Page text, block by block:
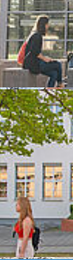
nutzt ihre
braucht Sponsoren